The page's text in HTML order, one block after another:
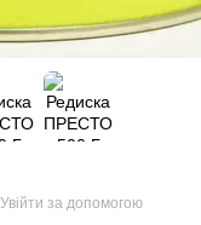
Увійти за допомогою